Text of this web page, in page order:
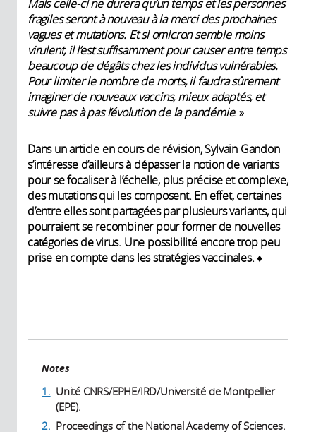
Mais celle-ci ne durera qu’un temps et les personnes
fragiles seront à nouveau à la merci des prochaines
vagues et mutations. Et si omicron semble moins
virulent, il l’est suffisamment pour causer entre temps
beaucoup de dégâts chez les individus vulnérables.
Pour limiter le nombre de morts, il faudra sûrement
imaginer de nouveaux vaccins, mieux adaptés, et
suivre pas à pas l’évolution de la pandémie. »
Dans un article en cours de révision, Sylvain Gandon
s’intéresse d’ailleurs à dépasser la notion de variants
pour se focaliser à l’échelle, plus précise et complexe,
des mutations qui les composent. En effet, certaines
d’entre elles sont partagées par plusieurs variants, qui
pourraient se recombiner pour former de nouvelles
catégories de virus. Une possibilité encore trop peu
prise en compte dans les stratégies vaccinales. ♦
Notes
1. Unité CNRS/EPHE/IRD/Université de Montpellier
(EPE).
2. Proceedings of the National Academy of Sciences.